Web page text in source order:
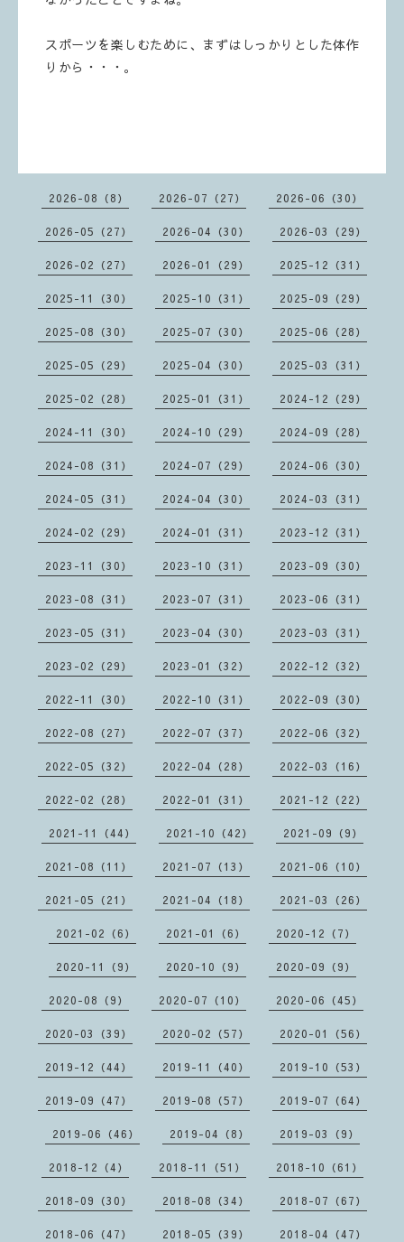
スポーツを楽しむために、まずはしっかりとした体作
りから・・・。
2026-08（8） 2026-07（27） 2026-06（30）
2026-05（27） 2026-04（30） 2026-03（29）
2026-02（27） 2026-01（29） 2025-12（31）
2025-11（30） 2025-10（31） 2025-09（29）
2025-08（30） 2025-07（30） 2025-06（28）
2025-05（29） 2025-04（30） 2025-03（31）
2025-02（28） 2025-01（31） 2024-12（29）
2024-11（30） 2024-10（29） 2024-09（28）
2024-08（31） 2024-07（29） 2024-06（30）
2024-05（31） 2024-04（30） 2024-03（31）
2024-02（29） 2024-01（31） 2023-12（31）
2023-11（30） 2023-10（31） 2023-09（30）
2023-08（31） 2023-07（31） 2023-06（31）
2023-05（31） 2023-04（30） 2023-03（31）
2023-02（29） 2023-01（32） 2022-12（32）
2022-11（30） 2022-10（31） 2022-09（30）
2022-08（27） 2022-07（37） 2022-06（32）
2022-05（32） 2022-04（28） 2022-03（16）
2022-02（28） 2022-01（31） 2021-12（22）
2021-11（44） 2021-10（42） 2021-09（9）
2021-08（11） 2021-07（13） 2021-06（10）
2021-05（21） 2021-04（18） 2021-03（26）
2021-02（6） 2021-01（6） 2020-12（7）
2020-11（9） 2020-10（9） 2020-09（9）
2020-08（9） 2020-07（10） 2020-06（45）
2020-03（39） 2020-02（57） 2020-01（56）
2019-12（44） 2019-11（40） 2019-10（53）
2019-09（47） 2019-08（57） 2019-07（64）
2019-06（46） 2019-04（8） 2019-03（9）
2018-12（4） 2018-11（51） 2018-10（61）
2018-09（30） 2018-08（34） 2018-07（67）
2018-06（47） 2018-05（39） 2018-04（47）